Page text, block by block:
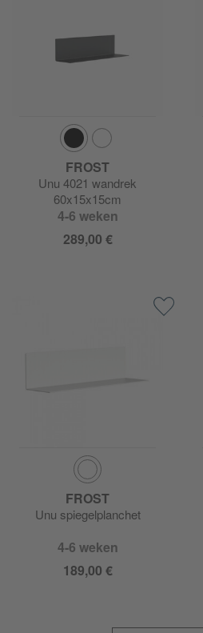
FROST
Unu 4021 wandrek
60x15x15cm
4-6 weken
289,00 €
FROST
Unu spiegelplanchet
4-6 weken
189,00 €